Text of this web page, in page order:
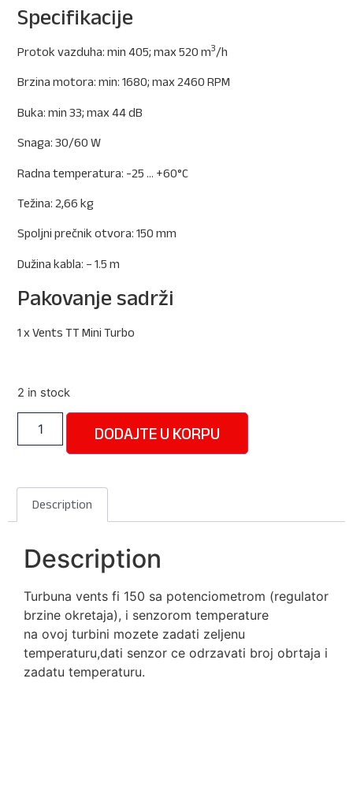
Specifikacije
Protok vazduha: min 405; max 520 m3/h
Brzina motora: min: 1680; max 2460 RPM
Buka: min 33; max 44 dB
Snaga: 30/60 W
Radna temperatura: -25 … +60°C
Težina: 2,66 kg
Spoljni prečnik otvora: 150 mm
Dužina kabla: – 1.5 m
Pakovanje sadrži
1 x Vents TT Mini Turbo
2 in stock
DODAJTE U KORPU
Description
Description
Turbuna vents fi 150 sa potenciometrom (regulator
brzine okretaja), i senzorom temperature
na ovoj turbini mozete zadati zeljenu
temperaturu,dati senzor ce odrzavati broj obrtaja i
zadatu temperaturu.